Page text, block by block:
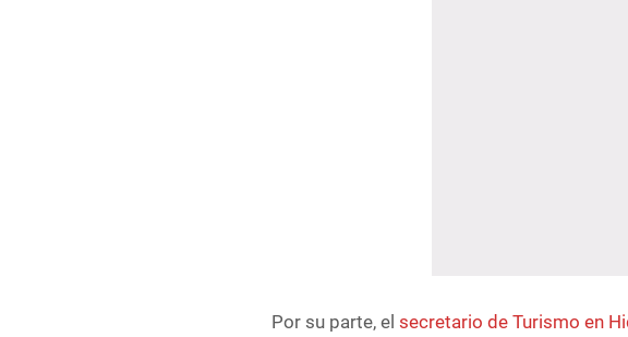
Por su parte, elsecretario de Turismo en